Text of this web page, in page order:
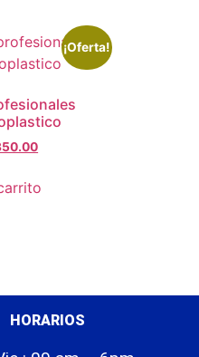
¡Oferta!
HORARIOS